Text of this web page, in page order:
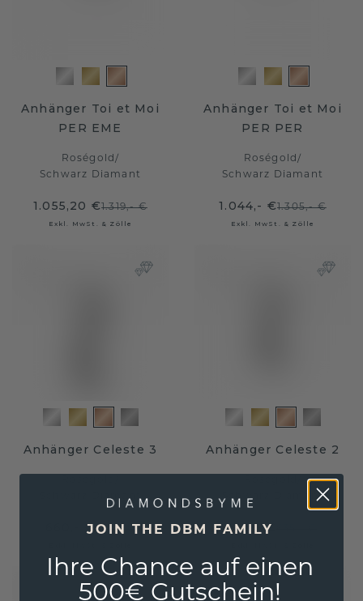
Anhänger Toi et Moi
PER EME
Roségold/
Schwarz Diamant
1.055,20 €1.319,- €
Exkl. MwSt. & Zölle
Anhänger Toi et Moi
PER PER
Roségold/
Schwarz Diamant
1.044,- €1.305,- €
Exkl. MwSt. & Zölle
Anhänger Celeste 3
Schwarz Diamant
660,- € 825,- €
Anhänger Celeste 2
Schwarz Diamant
508,- €
JOIN THE DBM FAMILY
Ihre Chance auf einen
500€ Gutschein!